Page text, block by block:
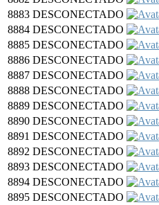
8883 DESCONECTADO
8884 DESCONECTADO
8885 DESCONECTADO
8886 DESCONECTADO
8887 DESCONECTADO
8888 DESCONECTADO
8889 DESCONECTADO
8890 DESCONECTADO
8891 DESCONECTADO
8892 DESCONECTADO
8893 DESCONECTADO
8894 DESCONECTADO
8895 DESCONECTADO